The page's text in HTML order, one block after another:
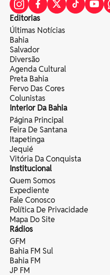
Editorias
Últimas Notícias
Bahia
Salvador
Diversão
Agenda Cultural
Preta Bahia
Fervo Das Cores
Colunistas
Interior Da Bahia
Página Principal
Feira De Santana
Itapetinga
Jequié
Vitória Da Conquista
Institucional
Quem Somos
Expediente
Fale Conosco
Política De Privacidade
Mapa Do Site
Rádios
GFM
Bahia FM Sul
Bahia FM
JP FM